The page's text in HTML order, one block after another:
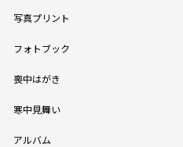
写真プリント
フォトブック
喪中はがき
寒中見舞い
アルバム